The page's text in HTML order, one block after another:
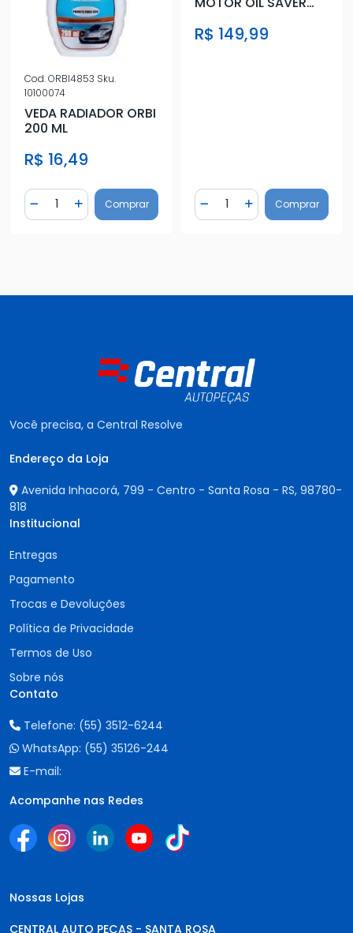
Cod.ORBI4853 Sku.
10100074
VEDA RADIADOR ORBI
200 ML
R$ 16,49
Diminuir Quantidade
Quantidade
Adicionar Quantidade
Comprar
R$ 149,99
Diminuir Quantidade
Quantidade
AdicionarComprar
Você precisa, a Central Resolve
Endereço da Loja
Avenida Inhacorá, 799 - Centro - Santa Rosa - RS, 98780-
818
Institucional
Entregas
Pagamento
Trocas e Devoluções
Política de Privacidade
Termos de Uso
Sobre nós
Contato
Telefone: (55) 3512-6244
WhatsApp: (55) 35126-244
E-mail:
Acompanhe nas Redes
Nossas Lojas
CENTRAL AUTO PEÇAS - SANTA ROSA